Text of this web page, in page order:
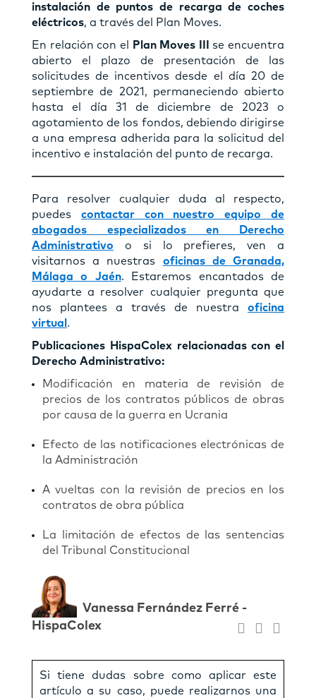
instalación de puntos de recarga de coches
eléctricos, a través del Plan Moves.
En relación con el
Plan Moves III se encuentra
abierto el plazo de presentación de las
solicitudes de incentivos desde el día 20 de
septiembre de 2021, permaneciendo abierto
hasta el día 31 de diciembre de 2023 o
agotamiento de los fondos, debiendo dirigirse
a una empresa adherida para la solicitud del
incentivo e instalación del punto de recarga.
Para resolver cualquier duda al respecto,
puedes
contactar con nuestro equipo de
abogados especializados en Derecho
Administrativo
o si lo prefieres, ven a
visitarnos a nuestras oficinas de Granada,
Málaga o Jaén. Estaremos encantados de
ayudarte a resolver cualquier pregunta que
nos plantees a través de nuestra oficina
virtual .
Publicaciones HispaColex relacionadas con el
Derecho Administrativo:
Modificación en materia de revisión de
precios de los contratos públicos de obras
por causa de la guerra en Ucrania
Efecto de las notificaciones electrónicas de
la Administración
A vueltas con la revisión de precios en los
contratos de obra pública
La limitación de efectos de las sentencias
del Tribunal Constitucional
Vanessa Fernández Ferré -
HispaColex
Si tiene dudas sobre como aplicar este
artículo a su caso, puede realizarnos una